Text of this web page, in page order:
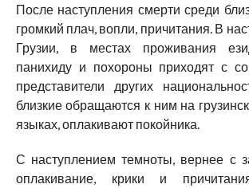
После наступления смерти среди
громкий плач, вопли, причитания. В
Грузии, в местах проживания
панихиду и похороны приходят с
представители других
близкие обращаются к ним на
языках, оплакивают покойника.
С наступлением темноты, вернее с
оплакивание, крики и